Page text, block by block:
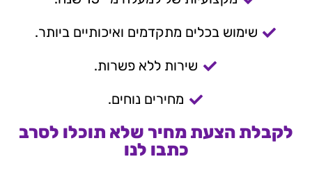
שימוש בכלים מתקדמים ואיכותיים ביותר.
שירות ללא פשרות.
מחירים נוחים.
לקבלת הצעת מחיר שלא תוכלו לסרב
כתבו לנו